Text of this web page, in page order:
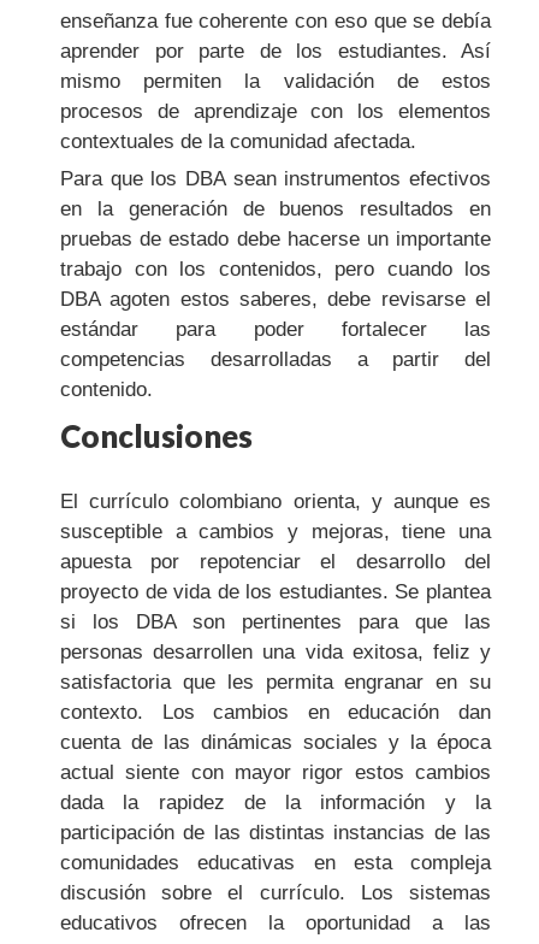
enseñanza fue coherente con eso que se debía
aprender por parte de los estudiantes. Así
mismo permiten la validación de estos
procesos de aprendizaje con los elementos
contextuales de la comunidad afectada.
Para que los DBA sean instrumentos efectivos
en la generación de buenos resultados en
pruebas de estado debe hacerse un importante
trabajo con los contenidos, pero cuando los
DBA agoten estos saberes, debe revisarse el
estándar para poder fortalecer las
competencias desarrolladas a partir del
contenido.
Conclusiones
El currículo colombiano orienta, y aunque es
susceptible a cambios y mejoras, tiene una
apuesta por repotenciar el desarrollo del
proyecto de vida de los estudiantes. Se plantea
si los DBA son pertinentes para que las
personas desarrollen una vida exitosa, feliz y
satisfactoria que les permita engranar en su
contexto. Los cambios en educación dan
cuenta de las dinámicas sociales y la época
actual siente con mayor rigor estos cambios
dada la rapidez de la información y la
participación de las distintas instancias de las
comunidades educativas en esta compleja
discusión sobre el currículo. Los sistemas
educativos ofrecen la oportunidad a las